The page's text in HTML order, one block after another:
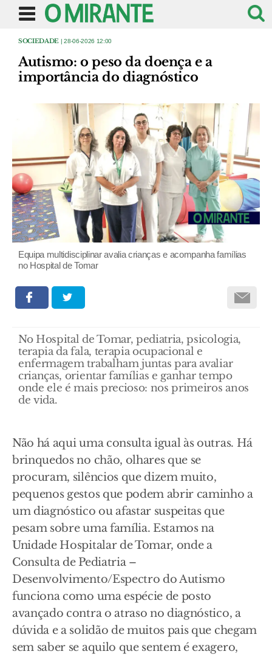
SOCIEDADE | 28-06-2026 12:00
Autismo: o peso da doença e a
importância do diagnóstico
Equipa multidisciplinar avalia crianças e acompanha famílias
no Hospital de Tomar
No Hospital de Tomar, pediatria, psicologia,
terapia da fala, terapia ocupacional e
enfermagem trabalham juntas para avaliar
crianças, orientar famílias e ganhar tempo
onde ele é mais precioso: nos primeiros anos
de vida.
Não há aqui uma consulta igual às outras. Há
brinquedos no chão, olhares que se
procuram, silêncios que dizem muito,
pequenos gestos que podem abrir caminho a
um diagnóstico ou afastar suspeitas que
pesam sobre uma família. Estamos na
Unidade Hospitalar de Tomar, onde a
Consulta de Pediatria –
Desenvolvimento/Espectro do Autismo
funciona como uma espécie de posto
avançado contra o atraso no diagnóstico, a
dúvida e a solidão de muitos pais que chegam
sem saber se aquilo que sentem é exagero,